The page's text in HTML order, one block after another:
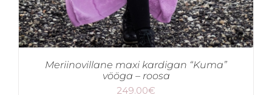
Meriinovillane maxi kardigan “Kuma”
vööga – roosa
249.00€